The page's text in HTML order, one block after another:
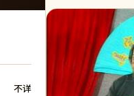
不详